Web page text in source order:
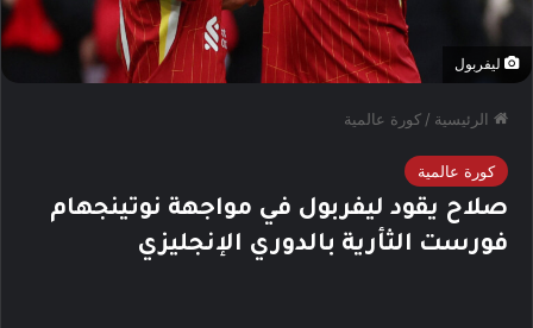
ليفربول
الرئيسية / كورة عالمية
كورة عالمية
صلاح يقود ليفربول في مواجهة نوتينجهام
فورست الثأرية بالدوري الإنجليزي